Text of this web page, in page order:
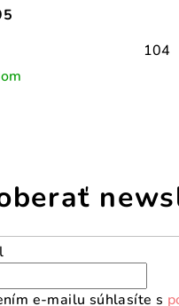
104
e-mailu súhlasíte s